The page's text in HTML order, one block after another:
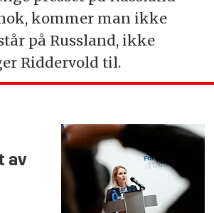
kommer man ikke
på Russland, ikke
Riddervold til.
av